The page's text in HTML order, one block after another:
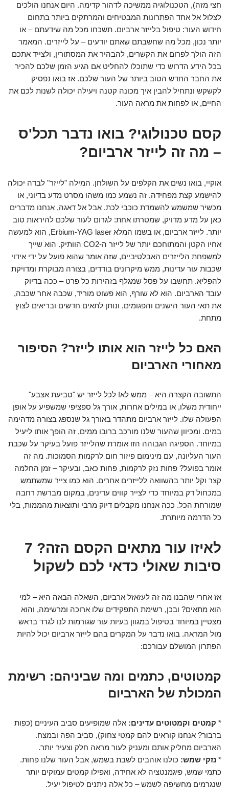
חצי מזה), הטכנולוגיה ממשיכה לדהור קדימה. היום אנחנו הולכים
לצלול אל אחד הפתרונות המבטיחים והמרתקים ביותר בתחום
חידוש העור: טיפול בלייזר ארביום. תשכחו מכל מה שידעתם – או
יותר נכון, מכל מה שחשבתם שאתם יודעים – על לייזרים. המאמר
הזה הולך לפרום את הקשרים, להבהיר את המסתורין, ולצייד אתכם
בכל הידע הדרוש כדי שתוכלו להחליט אם הגיע הזמן שלכם להכיר
את החבר החדש הטוב ביותר של העור שלכם. אז בואו נפסיק
לקשקש ונתחיל להבין איך מכונה קטנה ויעילה יכולה לשנות לכם את
החיים, או לפחות את מראה העור.
קסם טכנולוגי? בואו נדבר תכל'ס
– מה זה לייזר ארביום?
אוקיי, בואו נשים את הקלפים על השולחן. המילה "לייזר" לבדה יכולה
להישמע קצת מפחידה. זה נשמע כמו משהו מסרט מדע בדיוני, או
מכשיר שמשמש להשמדת כוכבי לכת. אבל אל דאגה, אנחנו מדברים
כאן על מדע מדויק, שמטרתו אחת: לגרום לעור שלכם להיראות טוב
יותר. לייזר ארביום, או בשמו המלא Erbium-YAG laser, הוא למעשה
אחיו הקטן והמתוחכם יותר של לייזר ה-CO2 הוותיק. הוא שייך
למשפחת הלייזרים האבלטיביים, שזה אומר שהוא פועל על ידי אידוי
שכבות עור עדינות, ממש מיקרונים בודדים, בצורה מבוקרת ומדויקת
להפליא. תחשבו על פסל שמגלף בזהירות כל פרט – ככה בדיוק
עובד הארביום. הוא לא שורף, הוא פשוט מוריד, שכבה אחר שכבה,
את תאי העור הישנים והפגומים, ונותן לתאים חדשים ובריאים לצוץ
מתחת.
האם כל לייזר הוא אותו לייזר? הסיפור
מאחורי הארביום
התשובה הקצרה היא – ממש לא! לכל לייזר יש "טביעת אצבע"
ייחודית משלו, או במילים אחרות, אורך גל ספציפי שמשפיע על אופן
הפעולה שלו. לייזר ארביום מתהדר באורך גל שנספג בצורה מדהימה
במים. ומכיוון שהעור שלנו מורכב ברובו ממים, זה הופך אותו ליעיל
במיוחד. הספיגה הגבוהה הזו אומרת שהלייזר פועל בעיקר על שכבת
העור העליונה, עם מינימום פיזור חום לרקמות הסמוכות. מה זה
אומר בפועל? פחות נזק לרקמות, פחות כאב, ובעיקר – זמן החלמה
קצר וקל יותר בהשוואה ללייזרים אחרים. הוא כמו צייר שמשתמש
במכחול דק במיוחד כדי לצייר קווים עדינים, במקום מברשת רחבה
שמורחת הכל. ככה אנחנו מקבלים דיוק מרבי ותוצאות מהממות, בלי
כל הדרמה מיותרת.
לאיזו עור מתאים הקסם הזה? 7
סיבות שאולי כדאי לכם לשקול
אז אחרי שהבנו מה זה לעזאזל ארביום, השאלה הבאה היא – למי
הוא מתאים? ובכן, רשימת התפקידים שלו ארוכה ומרשימה, והוא
מצטיין במיוחד בטיפול במגוון בעיות עור שגורמות לנו לגרד בראש
מול המראה. בואו נדבר על המקרים בהם לייזר ארביום יכול להיות
הפתרון המושלם עבורכם:
קמטוטים, כתמים ומה שביניהם: רשימת
המכולת של הארביום
* קמטים וקמטוטים עדינים: אלה שמופיעים סביב העיניים (כפות
ברבור? אנחנו קוראים להם קמטי צחוק), סביב הפה ובמצח.
הארביום מחליק אותם ומעניק לעור מראה חלק וצעיר יותר.
* נזקי שמש: כולנו אוהבים לשבת בשמש, אבל העור שלנו פחות.
כתמי שמש, פיגמנטציה לא אחידה, ואפילו קמטים עמוקים יותר
שנגרמים מחשיפה לשמש – כל אלה ניתנים לטיפול יעיל.